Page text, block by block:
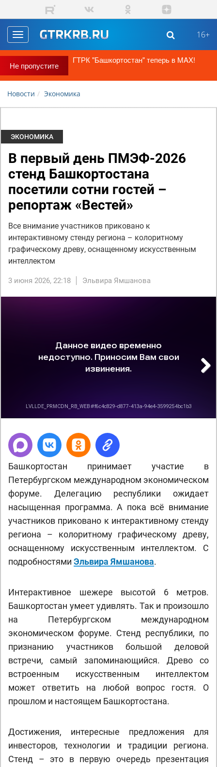
Перейти к основному содержанию
Toggle
navigation
16+
Не пропустите
ГТРК "Башкортостан" теперь в MAX!
Новости Экономика
ЭКОНОМИКА
В первый день ПМЭФ-2026
стенд Башкортостана
посетили сотни гостей –
репортаж «Вестей»
Все внимание участников приковано к
интерактивному стенду региона – колоритному
графическому древу, оснащенному искусственным
интеллектом
3 июня 2026, 22:18 Эльвира Ямшанова
Башкортостан принимает участие в
Петербургском международном экономическом
форуме. Делегацию республики ожидает
насыщенная программа. А пока всё внимание
участников приковано к интерактивному стенду
региона – колоритному графическому древу,
оснащенному искусственным интеллектом. С
подробностями Эльвира Ямшанова.
Интерактивное шежере высотой 6 метров.
Башкортостан умеет удивлять. Так и произошло
на Петербургском международном
экономическом форуме. Стенд республики, по
признанию участников большой деловой
встречи, самый запоминающийся. Древо со
встроенным искусственным интеллектом
может ответить на любой вопрос гостя. О
прошлом и настоящем Башкортостана.
Достижения, интересные предложения для
инвесторов, технологии и традиции региона.
Стенд – это в первую очередь презентация